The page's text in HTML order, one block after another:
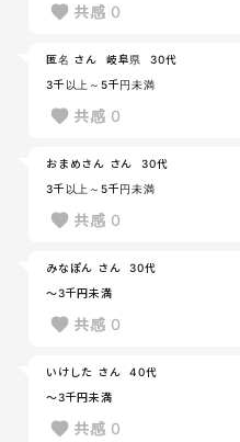
共感 0
匿名 さん 岐阜県
30代
3千以上～5千円未満
共感 0
おまめさん さん
30代
3千以上～5千円未満
共感 0
みなぽん さん
30代
～3千円未満
共感 0
いけした さん
40代
～3千円未満
共感 0